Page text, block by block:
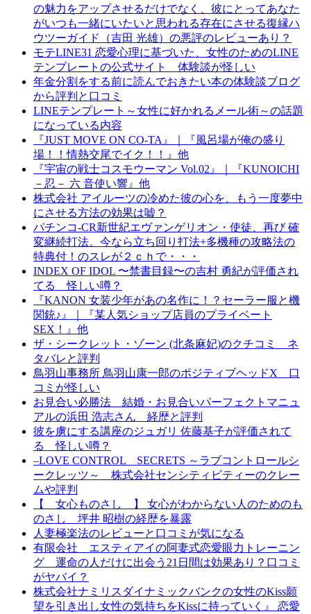
の魅力をアップさせるだけでなく、彼にとってあなた
がいつも一緒にいたいと思われる存在にさせる復縁ハ
ウツーガイド（吉田 光雄）の悪評のレビューあり？
モテLINE31 恋愛心理に基づいた、女性のためのLINE
テンプレートの公式サイト 体験談が怪しい
年金分割をする前に読んでおきたい本の体験談ブログ
から評判と口コミ
LINEテンプレート～女性に好かれるメール術～の話題
になっている内容
『JUST MOVE ON CO-TA』｜『風呂場が俺の盛り
場！！情熱交尾でイク！！』他
『宇宙の戦士コスモウーマン Vol.02』｜『KUNOICHI
－忍－ 六 音使い響』他
株式会社 アイルーツの冷めた彼の心を、もう一度夢中
にさせる方法の効果は嘘？
パチンコ-CR新世紀エヴァンゲリオン・使徒、再び 確
変継続打法。今なら立ち回り打法+多機種の攻略法の
特典付！のスレが２ｃｈで・・・
INDEX OF IDOL 〜禁書目録〜の吉村 勇紀が評価され
てる 怪しい噂？
『KANON 女装少年があの名作に！？セーラー服と機
関銃♪』｜『某人気ショップ店員のプライベート
SEX！』他
ザ・シークレット・ゾーン (北条麻妃)のクチコミ ネ
タバレと評判
鳥羽山事務所 鳥羽山康一郎のポジティブヘッドX 口
コミが怪しい
お見合い必勝法 結婚・お見合いパーフェクトマニュ
アルの浜田 浩志さん 経歴と評判
彼を虜にする講座のジュガリ 佐藤基子が評価されて
る 怪しい噂？
–LOVE CONTROL SECRETS ～ラブコントロールシ
ークレッツ～ 株式会社センシティビティーのクレー
ムや評判
【 女心ものさし 】 女心がわからない人のためのも
のさし 坪井 昭樹の経歴を暴露
人妻極楽法のレビューと口コミが気になる
有限会社 エスティアイの阿妻式恋愛眼力トレーニン
グ 運命の人だけに出会う21日間は効果あり？口コミ
がヤバイ？
株式会社ナミリスダイナミックバンクの女性のKiss願
望を引き出し女性の気持ちをKissに持っていく』 恋愛